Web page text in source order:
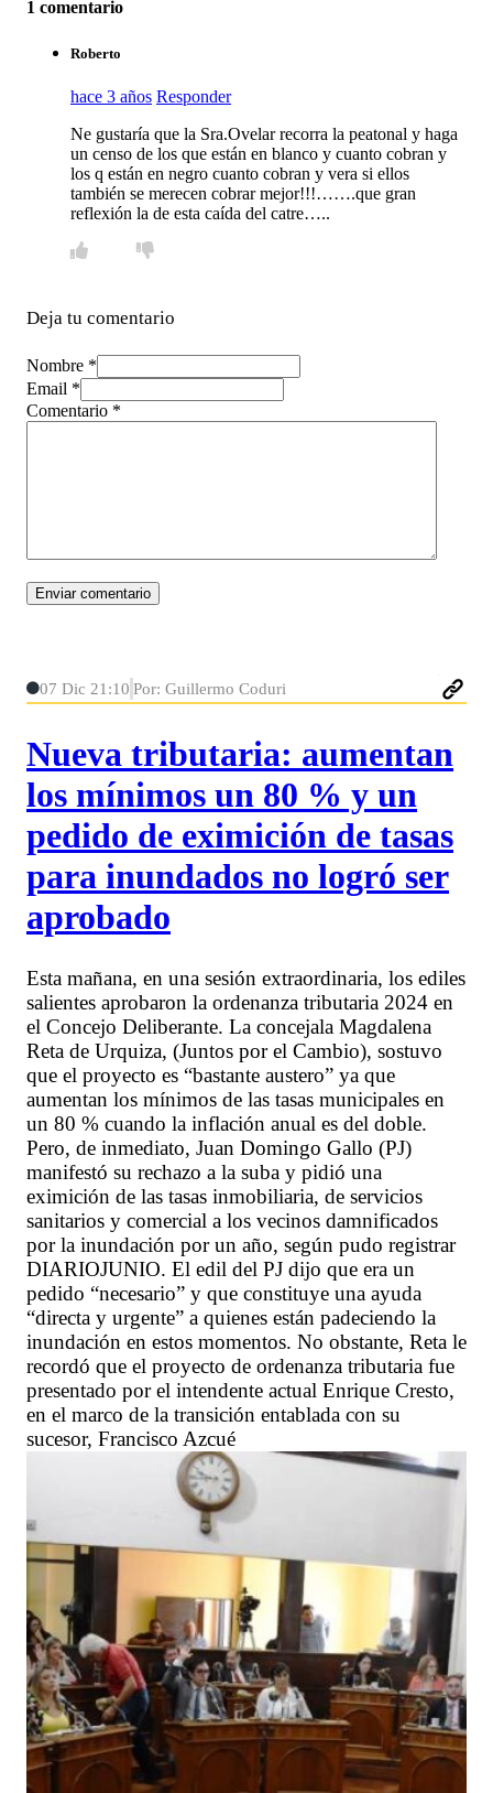
1 comentario
Roberto
hace 3 años Responder
Ne gustaría que la Sra.Ovelar recorra la peatonal y haga
un censo de los que están en blanco y cuanto cobran y
los q están en negro cuanto cobran y vera si ellos
también se merecen cobrar mejor!!!…….que gran
reflexión la de esta caída del catre…..
Deja tu comentario
Nombre *
Email *
Comentario *
07 Dic 21:10 Por: Guillermo Coduri
Nueva tributaria: aumentan
los mínimos un 80 % y un
pedido de eximición de tasas
para inundados no logró ser
aprobado
Esta mañana, en una sesión extraordinaria, los ediles
salientes aprobaron la ordenanza tributaria 2024 en
el Concejo Deliberante. La concejala Magdalena
Reta de Urquiza, (Juntos por el Cambio), sostuvo
que el proyecto es “bastante austero” ya que
aumentan los mínimos de las tasas municipales en
un 80 % cuando la inflación anual es del doble.
Pero, de inmediato, Juan Domingo Gallo (PJ)
manifestó su rechazo a la suba y pidió una
eximición de las tasas inmobiliaria, de servicios
sanitarios y comercial a los vecinos damnificados
por la inundación por un año, según pudo registrar
DIARIOJUNIO. El edil del PJ dijo que era un
pedido “necesario” y que constituye una ayuda
“directa y urgente” a quienes están padeciendo la
inundación en estos momentos. No obstante, Reta le
recordó que el proyecto de ordenanza tributaria fue
presentado por el intendente actual Enrique Cresto,
en el marco de la transición entablada con su
sucesor, Francisco Azcué